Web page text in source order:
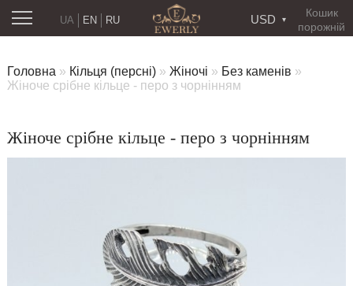
Кошик
порожній
USD
RU
UA EN
Головна » Кільця (персні) » Жіночі » Без каменів »
Жіноче срібне кільце - перо з чорнінням
Жіноче срібне кільце - перо з чорнінням